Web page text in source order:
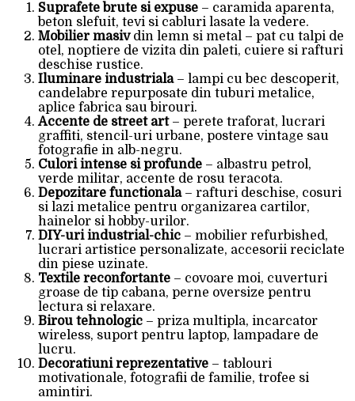
Suprafete brute si expuse – caramida aparenta,
beton slefuit, tevi si cabluri lasate la vedere.
Mobilier masivdin lemn si metal – pat cu talpi de
otel, noptiere de vizita din paleti, cuiere si rafturi
deschise rustice.
Iluminare industriala– lampi cu bec descoperit,
candelabre repurposate din tuburi metalice,
aplice fabrica sau birouri.
Accente de street art– perete traforat, lucrari
graffiti, stencil-uri urbane, postere vintage sau
fotografie in alb-negru.
Culori intense si profunde – albastru petrol,
verde militar, accente de rosu teracota.
Depozitare functionala– rafturi deschise, cosuri
si lazi metalice pentru organizarea cartilor,
hainelor si hobby-urilor.
DIY-uri industrial-chic – mobilier refurbished,
lucrari artistice personalizate, accesorii reciclate
din piese uzinate.
Textile reconfortante – covoare moi, cuverturi
groase de tip cabana, perne oversize pentru
lectura si relaxare.
Birou tehnologic – priza multipla, incarcator
wireless, suport pentru laptop, lampadare de
lucru.
Decoratiuni reprezentative – tablouri
motivationale, fotografii de familie, trofee si
amintiri.